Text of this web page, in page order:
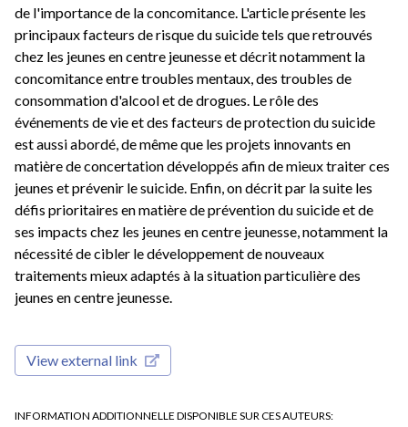
de l'importance de la concomitance. L'article présente les
principaux facteurs de risque du suicide tels que retrouvés
chez les jeunes en centre jeunesse et décrit notamment la
concomitance entre troubles mentaux, des troubles de
consommation d'alcool et de drogues. Le rôle des
événements de vie et des facteurs de protection du suicide
est aussi abordé, de même que les projets innovants en
matière de concertation développés afin de mieux traiter ces
jeunes et prévenir le suicide. Enfin, on décrit par la suite les
défis prioritaires en matière de prévention du suicide et de
ses impacts chez les jeunes en centre jeunesse, notamment la
nécessité de cibler le développement de nouveaux
traitements mieux adaptés à la situation particulière des
jeunes en centre jeunesse.
View external link
INFORMATION ADDITIONNELLE DISPONIBLE SUR CES AUTEURS